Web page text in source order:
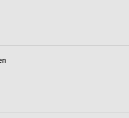
von Daten aus verschiedenen